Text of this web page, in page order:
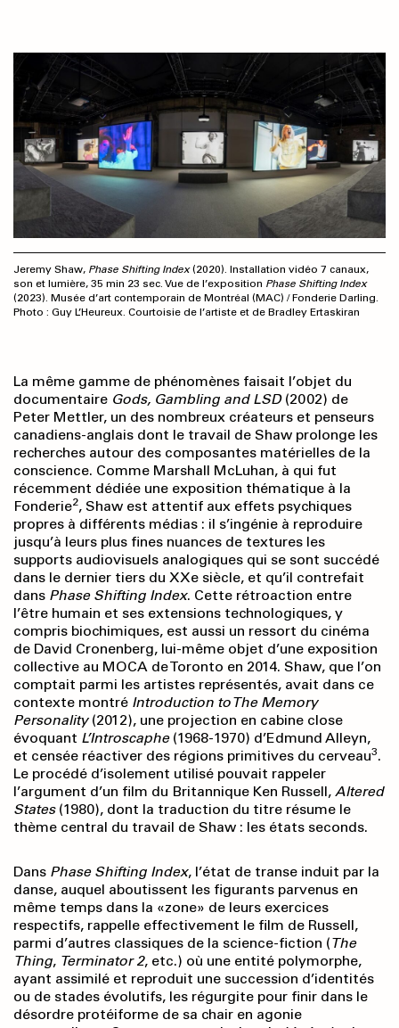
Jeremy Shaw, Phase Shifting Index(2020). Installation vidéo 7 canaux,
son et lumière, 35 min 23 sec. Vue de l’exposition Phase Shifting Index
(2023). Musée d’art contemporain de Montréal (MAC) / Fonderie Darling.
Photo : Guy L’Heureux. Courtoisie de l’artiste et de Bradley Ertaskiran
La même gamme de phénomènes faisait l’objet du
documentaire Gods, Gambling and LSD(2002) de
Peter Mettler, un des nombreux créateurs et penseurs
canadiens-anglais dont le travail de Shaw prolonge les
recherches autour des composantes matérielles de la
conscience. Comme Marshall McLuhan, à qui fut
récemment dédiée une exposition thématique à la
Fonderie2, Shaw est attentif aux effets psychiques
propres à différents médias : il s’ingénie à reproduire
jusqu’à leurs plus fines nuances de textures les
supports audiovisuels analogiques qui se sont succédé
dans le dernier tiers du XXe siècle, et qu’il contrefait
dans Phase Shifting Index. Cette rétroaction entre
l’être humain et ses extensions technologiques, y
compris biochimiques, est aussi un ressort du cinéma
de David Cronenberg, lui-même objet d’une exposition
collective au MOCA de Toronto en 2014. Shaw, que l’on
comptait parmi les artistes représentés, avait dans ce
contexte montré Introduction to The Memory
Personality (2012), une projection en cabine close
évoquant L’Introscaphe(1968-1970) d’Edmund Alleyn,
et censée réactiver des régions primitives du cerveau3.
Le procédé d’isolement utilisé pouvait rappeler
l’argument d’un film du Britannique Ken Russell, Altered
States(1980), dont la traduction du titre résume le
thème central du travail de Shaw : les états seconds.
Dans Phase Shifting Index, l’état de transe induit par la
danse, auquel aboutissent les figurants parvenus en
même temps dans la «zone» de leurs exercices
respectifs, rappelle effectivement le film de Russell,
parmi d’autres classiques de la science-fiction (The
Thing, Terminator 2, etc.) où une entité polymorphe,
ayant assimilé et reproduit une succession d’identités
ou de stades évolutifs, les régurgite pour finir dans le
désordre protéiforme de sa chair en agonie